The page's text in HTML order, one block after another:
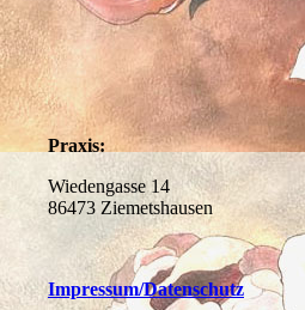
Praxis:
Wiedengasse 14
86473 Ziemetshausen
Impressum/Datenschutz